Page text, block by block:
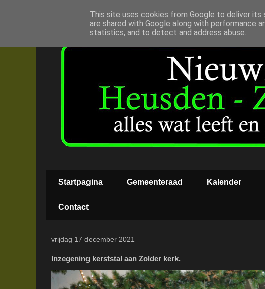
Startpagina Gemeenteraad Kalender
Contact
vrijdag 17 december 2021
Inzegening kerststal aan Zolder kerk.
This site uses cookies from Google to deliver its
are shared with Google along with performance
statistics, and to detect and address abuse.